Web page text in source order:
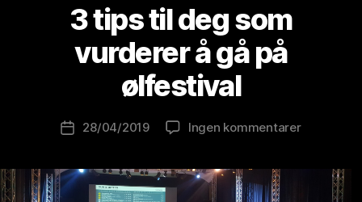
3 tips til deg som
vurderer å gå på
ølfestival
Innleggsforfatter
v
B
r
w
l
o
n
Publiseringsdato
28/04/2019 Ingen kommentarertil